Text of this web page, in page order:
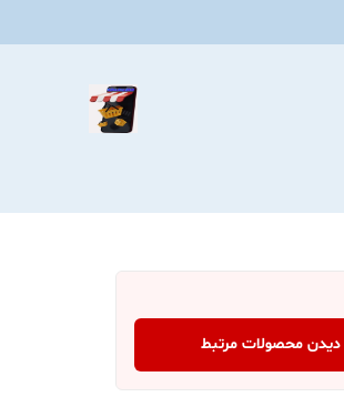
دیدن محصولات مرتبط